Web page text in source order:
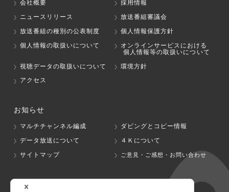
会社概要
採用情報
ニュースリリース
放送番組審議会
放送番組の種別の公表制度
個人情報保護方針
個人情報の取扱いについて
オンラインサービスにおける
個人情報等の取扱いについて
視聴データの取扱いについて
環境方針
アクセス
お知らせ
マルチチャンネル編成
ダビングとコピー情報
データ放送について
４Ｋについて
サイトマップ
ご意見・ご感想・お問い合わせ
グループ会社